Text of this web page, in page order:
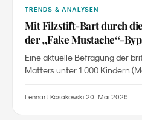
TRENDS & ANALYSEN
Mit Filzstift-Bart durch
der„Fake Mustache“-
Familienmarken bedeutet
Eine aktuelle Befragung der
Matters unter 1.000 Kindern
Alterskontrollen für leicht
Lennart Kosakowski·20. Mai 2026